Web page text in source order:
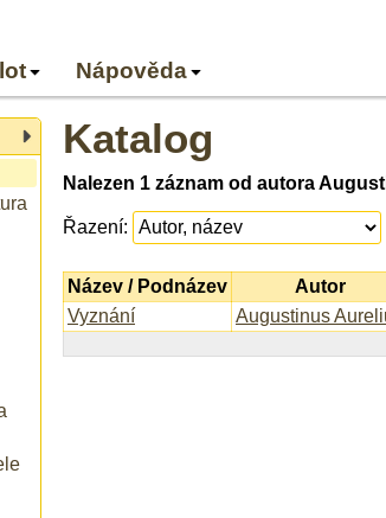
Nápověda
Katalog
Nalezen 1 záznam od autora
Řazení:
Název / Podnázev Autor
Vyznání
Augustinus